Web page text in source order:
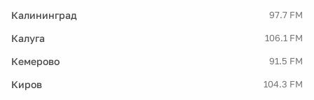
Калининград 97.7 FM
Калуга 106.1 FM
Кемерово 91.5 FM
Киров 104.3 FM